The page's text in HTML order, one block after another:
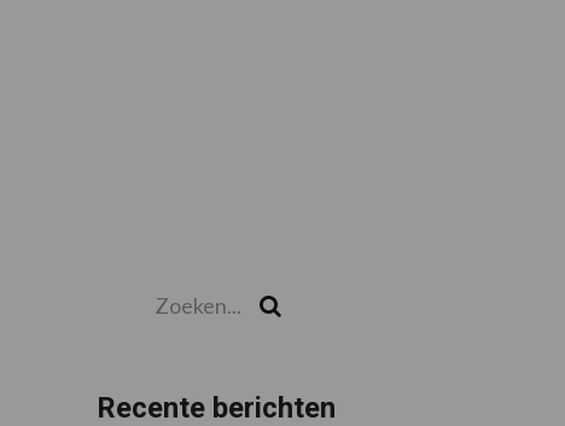
Recente berichten